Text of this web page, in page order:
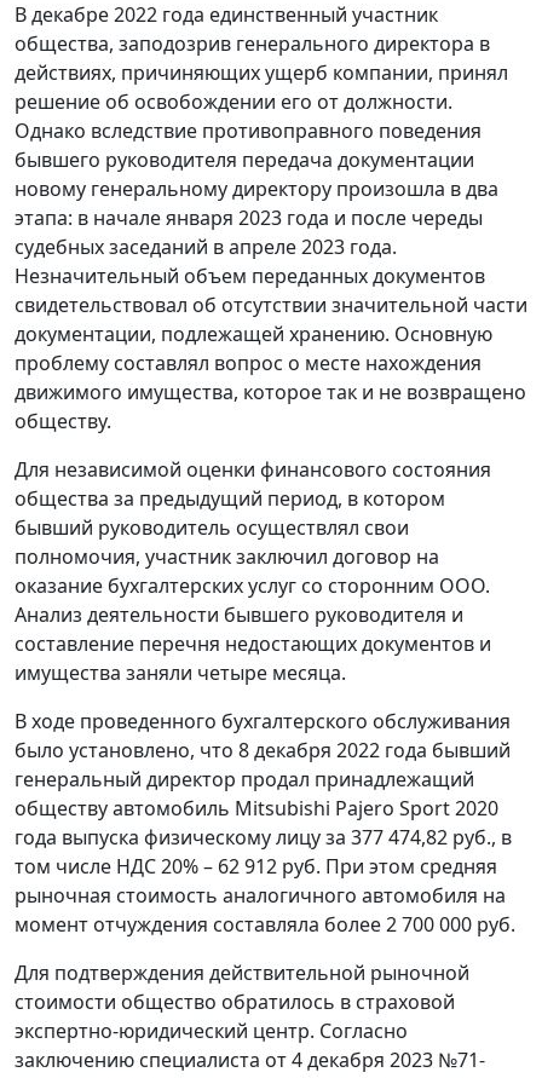
В декабре 2022 года единственный участник
общества, заподозрив генерального директора в
действиях, причиняющих ущерб компании, принял
решение об освобождении его от должности.
Однако вследствие противоправного поведения
бывшего руководителя передача документации
новому генеральному директору произошла в два
этапа: в начале января 2023 года и после череды
судебных заседаний в апреле 2023 года.
Незначительный объем переданных документов
свидетельствовал об отсутствии значительной части
документации, подлежащей хранению. Основную
проблему составлял вопрос о месте нахождения
движимого имущества, которое так и не возвращено
обществу.
Для независимой оценки финансового состояния
общества за предыдущий период, в котором
бывший руководитель осуществлял свои
полномочия, участник заключил договор на
оказание бухгалтерских услуг со сторонним ООО.
Анализ деятельности бывшего руководителя и
составление перечня недостающих документов и
имущества заняли четыре месяца.
В ходе проведенного бухгалтерского обслуживания
было установлено, что 8 декабря 2022 года бывший
генеральный директор продал принадлежащий
обществу автомобиль Mitsubishi Pajero Sport 2020
года выпуска физическому лицу за 377 474,82 руб., в
том числе НДС 20% – 62 912 руб. При этом средняя
рыночная стоимость аналогичного автомобиля на
момент отчуждения составляла более 2 700 000 руб.
Для подтверждения действительной рыночной
стоимости общество обратилось в страховой
экспертно-юридический центр. Согласно
заключению специалиста от 4 декабря 2023 №71-